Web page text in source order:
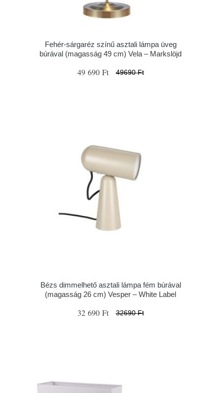
Fehér-sárgaréz színű asztali lámpa üveg
búrával (magasság 49 cm) Vela – Markslöjd
49 690 Ft 49690 Ft
Bézs dimmelhető asztali lámpa fém búrával
(magasság 26 cm) Vesper – White Label
32 690 Ft 32690 Ft